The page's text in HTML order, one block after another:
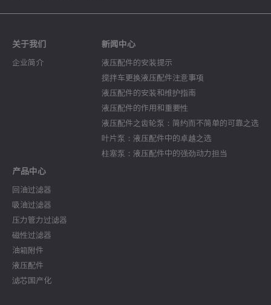
关于我们
企业简介
新闻中心
液压配件的安装提示
搅拌车更换液压配件注意事项
液压配件的安装和维护指南
液压配件的作用和重要性
液压配件之齿轮泵：简约而不简单的可靠之选
叶片泵：液压配件中的卓越之选
柱塞泵：液压配件中的强劲动力担当
产品中心
回油过滤器
吸油过滤器
压力管力过滤器
磁性过滤器
油箱附件
液压配件
滤芯国产化